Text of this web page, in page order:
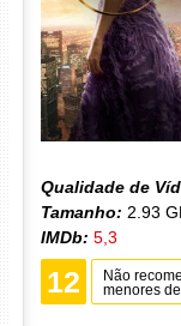
Qualidade de
Tamanho: 2.93
IMDb: 5,3
12
Não
menores